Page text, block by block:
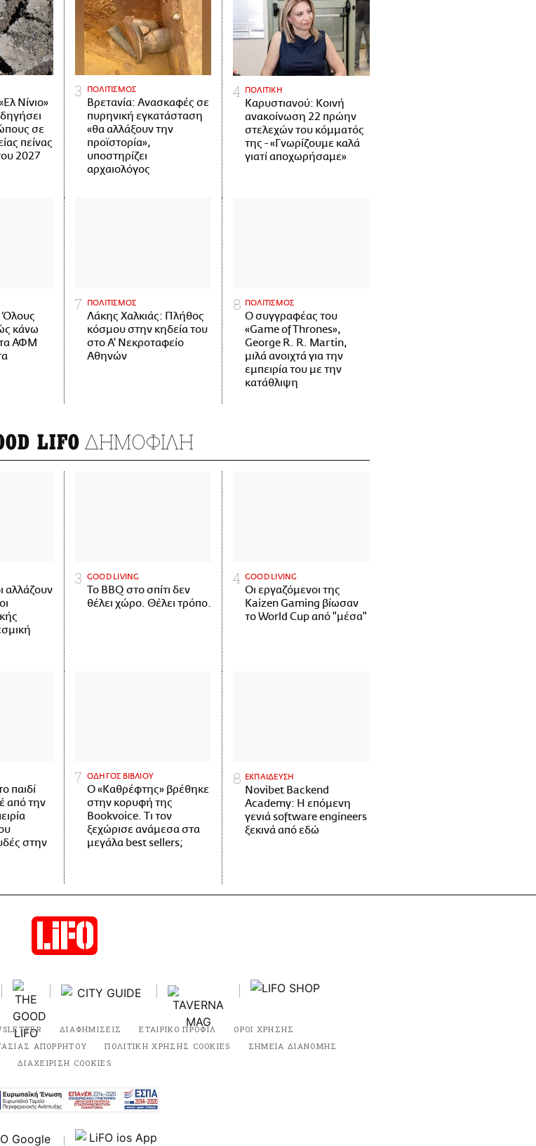
Νίνιο»
σε
πείνας
2027
ΠΟΛΙΤΙΣΜΟΣ
Βρετανία: Ανασκαφές σε
πυρηνική εγκατάσταση
«θα αλλάξουν την
προϊστορία»,
υποστηρίζει
αρχαιολόγος
ΠΟΛΙΤΙΚΗ
Καρυστιανού: Κοινή
ανακοίνωση 22 πρώην
στελεχών του κόμματός
της - «Γνωρίζουμε καλά
γιατί αποχωρήσαμε»
Όλους
κάνω
ΑΦΜ
ΠΟΛΙΤΙΣΜΟΣ
Λάκης Χαλκιάς: Πλήθος
κόσμου στην κηδεία του
στο Α' Νεκροταφείο
Αθηνών
ΠΟΛΙΤΙΣΜΟΣ
Ο συγγραφέας του
«Game of Thrones»,
George R. R. Martin,
μιλά ανοιχτά για την
εμπειρία του με την
κατάθλιψη
LIFO ΔΗΜΟΦΙΛΗ
αλλάζουν
GOOD LIVING
Το BBQ στο σπίτι δεν
θέλει χώρο. Θέλει τρόπο.
GOOD LIVING
Οι εργαζόμενοι της
Kaizen Gaming βίωσαν
το World Cup από "μέσα"
παιδί
από την
στην
ΟΔΗΓΟΣ ΒΙΒΛΙΟΥ
Ο «Καθρέφτης» βρέθηκε
στην κορυφή της
Bookvoice. Τι τον
ξεχώρισε ανάμεσα στα
μεγάλα best sellers;
ΕΚΠΑΙΔΕΥΣΗ
Novibet Backend
Academy: Η επόμενη
γενιά software engineers
ξεκινά από εδώ
ΔΙΑΦΗΜΙΣΕΙΣ ΕΤΑΙΡΙΚΟ ΠΡΟΦΙΛ
ΟΡΟΙ ΧΡΗΣΗΣ
ΑΠΟΡΡΗΤΟΥ
ΠΟΛΙΤΙΚΗ ΧΡΗΣΗΣ COOKIES
ΣΗΜΕΙΑ ΔΙΑΝΟΜΗΣ
ΔΙΑΧΕΙΡΙΣΗ COOKIES